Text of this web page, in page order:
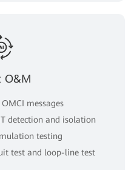
O&M
messages
detection and isolation
testing
test and loop-line test